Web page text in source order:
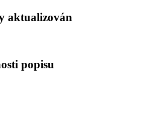
aktualizován
popisu